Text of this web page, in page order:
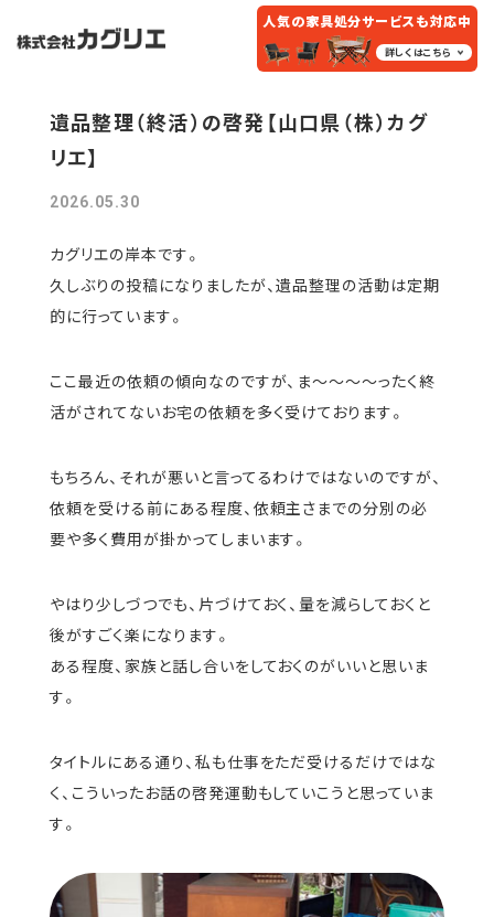
人気の家具処分サービスも対応中
詳しくはこちら
遺品整理（終活）の啓発【山口県（株）カグ
リエ】
2026.05.30
カグリエの岸本です。
久しぶりの投稿になりましたが、遺品整理の活動は定期
的に行っています。
ここ最近の依頼の傾向なのですが、ま～～～～ったく終
活がされてないお宅の依頼を多く受けております。
もちろん、それが悪いと言ってるわけではないのですが、
依頼を受ける前にある程度、依頼主さまでの分別の必
要や多く費用が掛かってしまいます。
やはり少しづつでも、片づけておく、量を減らしておくと
後がすごく楽になります。
ある程度、家族と話し合いをしておくのがいいと思いま
す。
タイトルにある通り、私も仕事をただ受けるだけではな
く、こういったお話の啓発運動もしていこうと思っていま
す。